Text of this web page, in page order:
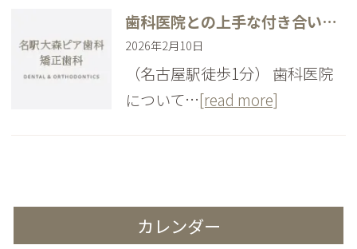
歯科医院との上手な付き合い方が分からず、迷っている方へ
2026年2月10日
（名古屋駅徒歩1分） 歯科医院
について…[read more]
カレンダー